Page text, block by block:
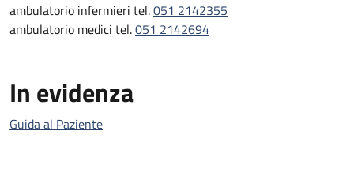
ambulatorio infermieri tel.051 2142355
ambulatorio medici tel.051 2142694
In evidenza
Guida al Paziente